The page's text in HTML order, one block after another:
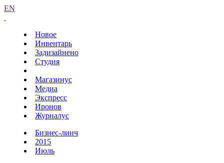
EN
Новое
Инвентарь
Задизайнено
Студия
Магазинус
Медиа
Экспресс
Иронов
Журналус
Бизнес-линч
2015
Июль